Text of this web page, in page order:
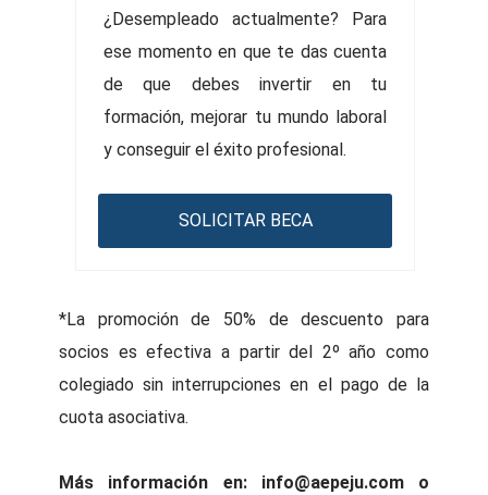
¿Desempleado actualmente? Para
ese momento en que te das cuenta
de que debes invertir en tu
formación, mejorar tu mundo laboral
y conseguir el éxito profesional.
SOLICITAR BECA
*La promoción de 50% de descuento para
socios es efectiva a partir del 2º año como
colegiado sin interrupciones en el pago de la
cuota asociativa.
Más información en: info@aepeju.com o